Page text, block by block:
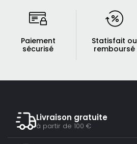
Paiement
sécurisé
Statisfait ou
remboursé
Livraison gratuite
à partir de 100 €